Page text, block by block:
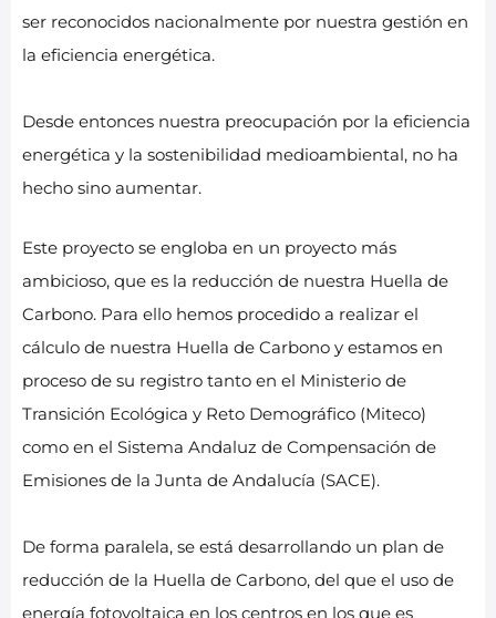
ser reconocidos nacionalmente por nuestra gestión en
la eficiencia energética.
Desde entonces nuestra preocupación por la eficiencia
energética y la sostenibilidad medioambiental, no ha
hecho sino aumentar.
Este proyecto se engloba en un proyecto más
ambicioso, que es la reducción de nuestra Huella de
Carbono. Para ello hemos procedido a realizar el
cálculo de nuestra Huella de Carbono y estamos en
proceso de su registro tanto en el Ministerio de
Transición Ecológica y Reto Demográfico (Miteco)
como en el Sistema Andaluz de Compensación de
Emisiones de la Junta de Andalucía (SACE).
De forma paralela, se está desarrollando un plan de
reducción de la Huella de Carbono, del que el uso de
energía fotovoltaica en los centros en los que es